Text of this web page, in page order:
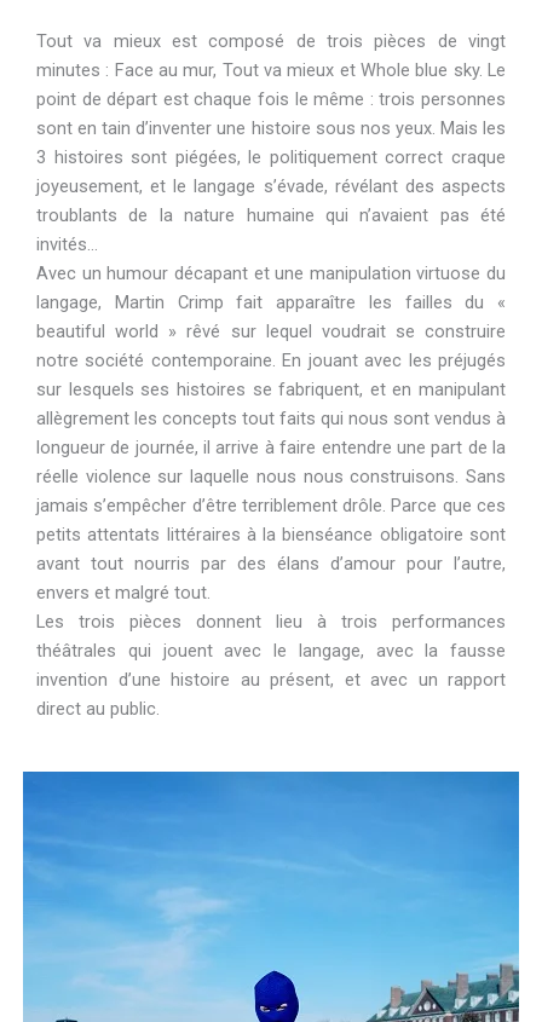
Tout va mieux est composé de trois pièces de vingt
minutes : Face au mur, Tout va mieux et Whole blue sky. Le
point de départ est chaque fois le même : trois personnes
sont en tain d’inventer une histoire sous nos yeux. Mais les
3 histoires sont piégées, le politiquement correct craque
joyeusement, et le langage s’évade, révélant des aspects
troublants de la nature humaine qui n’avaient pas été
invités…
Avec un humour décapant et une manipulation virtuose du
langage, Martin Crimp fait apparaître les failles du «
beautiful world » rêvé sur lequel voudrait se construire
notre société contemporaine. En jouant avec les préjugés
sur lesquels ses histoires se fabriquent, et en manipulant
allègrement les concepts tout faits qui nous sont vendus à
longueur de journée, il arrive à faire entendre une part de la
réelle violence sur laquelle nous nous construisons. Sans
jamais s’empêcher d’être terriblement drôle. Parce que ces
petits attentats littéraires à la bienséance obligatoire sont
avant tout nourris par des élans d’amour pour l’autre,
envers et malgré tout.
Les trois pièces donnent lieu à trois performances
théâtrales qui jouent avec le langage, avec la fausse
invention d’une histoire au présent, et avec un rapport
direct au public.